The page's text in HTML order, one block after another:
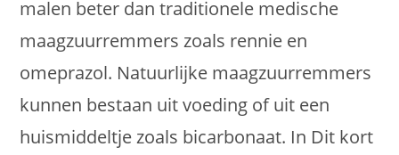
malen beter dan traditionele medische
maagzuurremmers zoals rennie en
omeprazol. Natuurlijke maagzuurremmers
kunnen bestaan uit voeding of uit een
huismiddeltje zoals bicarbonaat. In Dit kort